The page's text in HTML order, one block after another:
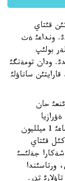
قئتاي
ونداعئ ةث
بولئپ
ودان تومةنگئ
ساناؤلئ
حان
قذرلئعئنئث كئندئگئندة جاتقان ونئث جةر اؤماعئ 1 ميلليون
قئتاي
جةلئسئ
ورتاسئندا